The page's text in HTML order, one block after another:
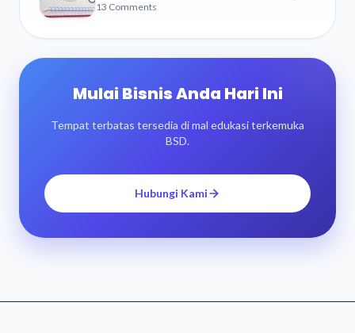
13 Comments
Mulai Bisnis Anda Hari Ini
Tempat terbatas tersedia di mal edukasi terkemuka
BSD.
Hubungi Kami